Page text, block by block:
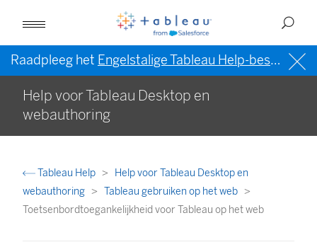
Raadpleeg het Engelstalige Tableau Help-bestand (VS)
Help voor Tableau Desktop en
webauthoring
Tableau Help
Help voor Tableau Desktop en
webauthoring
Tableau gebruiken op het web
Toetsenbordtoegankelijkheid voor Tableau op het web